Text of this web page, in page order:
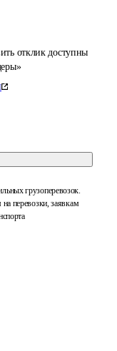
отклик доступны
грузоперевозок.
на перевозки, заявкам